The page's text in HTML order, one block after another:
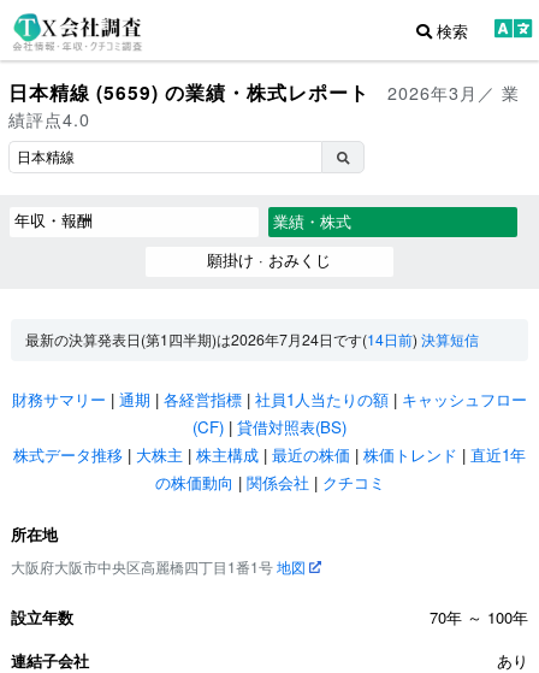
検索
日本精線 (5659) の業績・株式レポート
2026年3月／ 業
績評点4.0
年収・報酬
業績・株式
願掛け · おみくじ
最新の決算発表日(第1四半期)は2026年7月24日です(14日前)決算短信
財務サマリー | 通期 | 各経営指標 | 社員1人当たりの額 | キャッシュフロー
(CF) | 貸借対照表(BS)
株式データ推移 | 大株主 | 株主構成 | 最近の株価 | 株価トレンド | 直近1年
の株価動向 | 関係会社 | クチコミ
所在地
大阪府大阪市中央区高麗橋四丁目1番1号地図
設立年数
70年 ～ 100年
連結子会社
あり